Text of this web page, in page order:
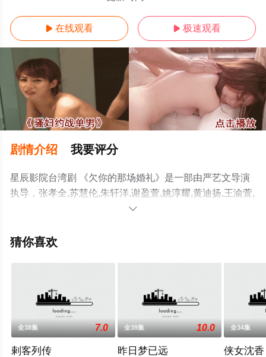
 在线观看  极速观看
剧情介绍 我要评分
星辰影院台湾剧 《欠你的那场婚礼》是一部由严艺文导演
执导，张孝全,苏慧伦,朱轩洋,谢盈萱,姚淳耀,黄迪扬,王渝萱,
蒲禾菲,裴子齐等演员精彩演绎的台湾电视剧，大结局剧情
剧全集就上星辰影视，更多相关信息可移步至豆瓣电视

猜你喜欢
全38集 7.0
剌客列传
全39集 10.0
昨日梦已远
全34集
侠女沈香